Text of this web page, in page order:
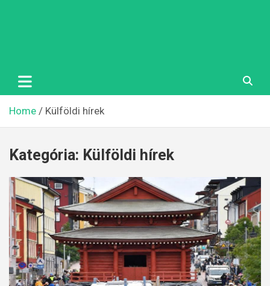
Home Külföldi hírek
Kategória: Külföldi hírek